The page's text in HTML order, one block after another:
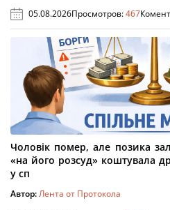
05.08.2026Просмотров:467
Чоловік помер, але позика
«на його розсуд» коштувала
у сп
Автор:Лента от Протокола